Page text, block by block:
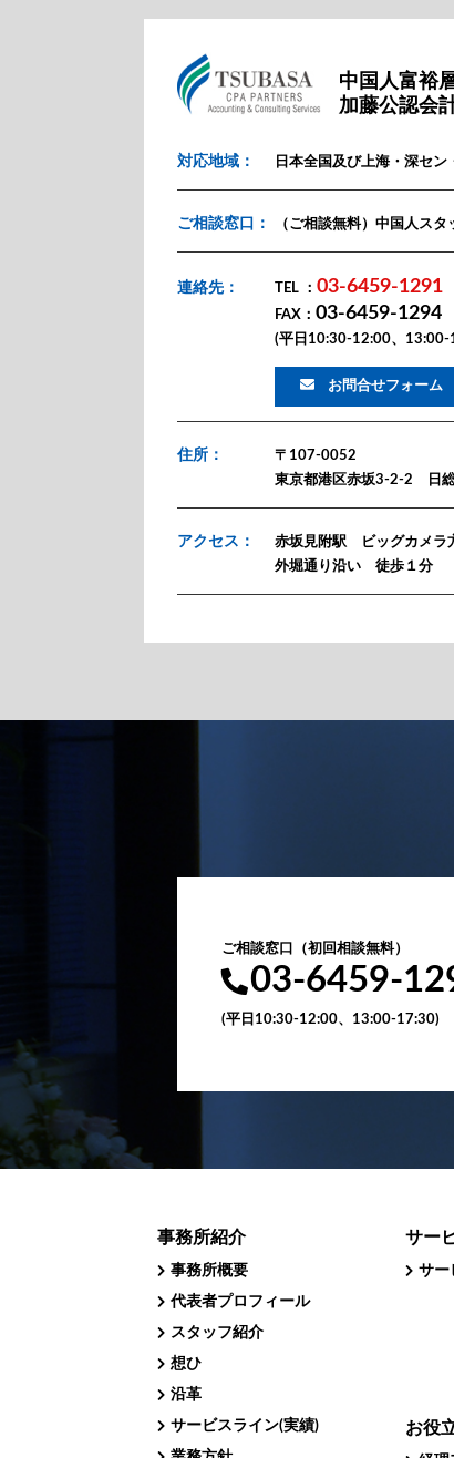
中国人富裕
加藤公認会
対応地域： 日本全国及び上海・深セン
ご相談窓口： （ご相談無料）中国人スタ
連絡先： TEL ： 03-6459-1291
FAX： 03-6459-1294
(平日10:30-12:00、13:00-
お問合せフォーム
住所：
〒107-0052
東京都港区赤坂3-2-2 日
アクセス：
赤坂見附駅 ビッグカメラ
外堀通り沿い 徒歩１分
ご相談窓口（初回相談無料）
03-6459-
(平日10:30-12:00、13:00-17:30)
事務所紹介
事務所概要
代表者プロフィール
スタッフ紹介
想ひ
沿革
サービスライン(実績)
サー
サー
お役